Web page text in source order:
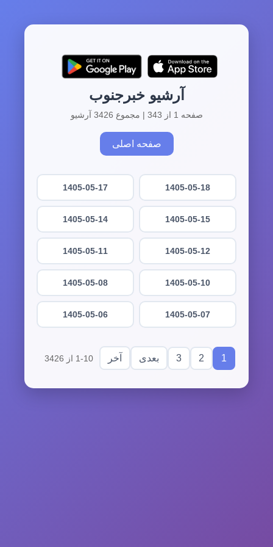
آرشیو خبرجنوب
صفحه 1 از 343 | مجموع 3426 آرشیو
صفحه اصلی
1405-05-18
1405-05-17
1405-05-15
1405-05-14
1405-05-12
1405-05-11
1405-05-10
1405-05-08
1405-05-07
1405-05-06
1
2
3 بعدی آخر 1-10 از 3426